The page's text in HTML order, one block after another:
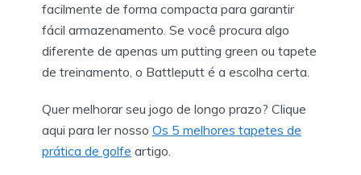
facilmente de forma compacta para garantir
fácil armazenamento. Se você procura algo
diferente de apenas um putting green ou tapete
de treinamento, o Battleputt é a escolha certa.
Quer melhorar seu jogo de longo prazo? Clique
aqui para ler nosso Os 5 melhores tapetes de
prática de golfe artigo.